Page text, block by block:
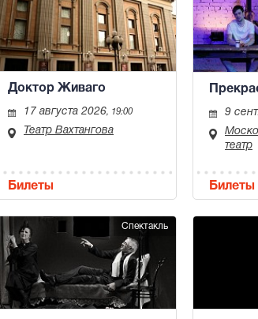
Доктор Живаго
17 августа 2026, 19:00
Театр Вахтангова
Билеты
9
театр
Билеты
Спектакль